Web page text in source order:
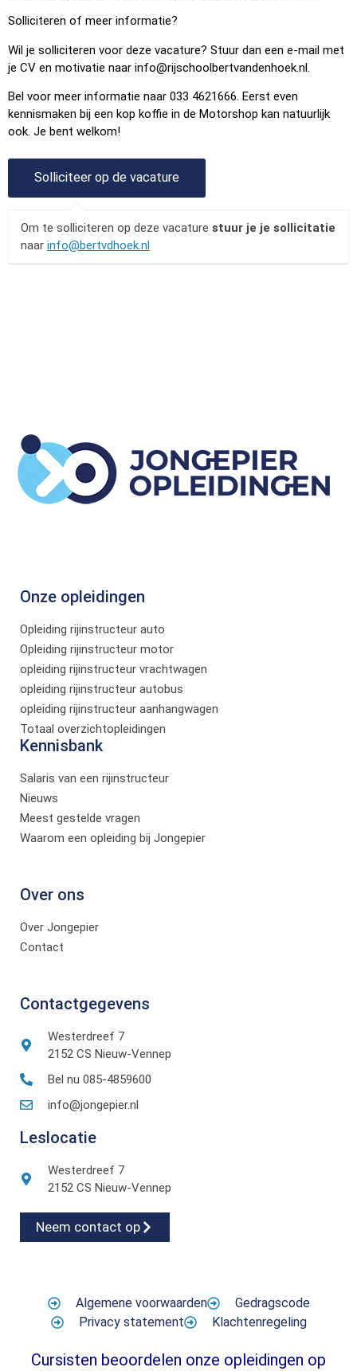
Solliciteren of meer informatie?
Wil je solliciteren voor deze vacature? Stuur dan een e-mail met
je CV en motivatie naar info@rijschoolbertvandenhoek.nl.
Bel voor meer informatie naar 033 4621666. Eerst even
kennismaken bij een kop koffie in de Motorshop kan natuurlijk
ook. Je bent welkom!
Om te solliciteren op deze vacature stuur je je sollicitatie
naar info@bertvdhoek.nl
Onze opleidingen
Opleiding rijinstructeur auto
Opleiding rijinstructeur motor
opleiding rijinstructeur vrachtwagen
opleiding rijinstructeur autobus
opleiding rijinstructeur aanhangwagen
Totaal overzichtopleidingen
Kennisbank
Salaris van een rijinstructeur
Nieuws
Meest gestelde vragen
Waarom een opleiding bij Jongepier
Over ons
Over Jongepier
Contact
Contactgegevens
Westerdreef 7
2152 CS Nieuw-Vennep
Bel nu 085-4859600
info@jongepier.nl
Leslocatie
Westerdreef 7
2152 CS Nieuw-Vennep
Neem contact op
Algemene voorwaarden
Gedragscode
Privacy statement
Klachtenregeling
Cursisten beoordelen onze opleidingen op